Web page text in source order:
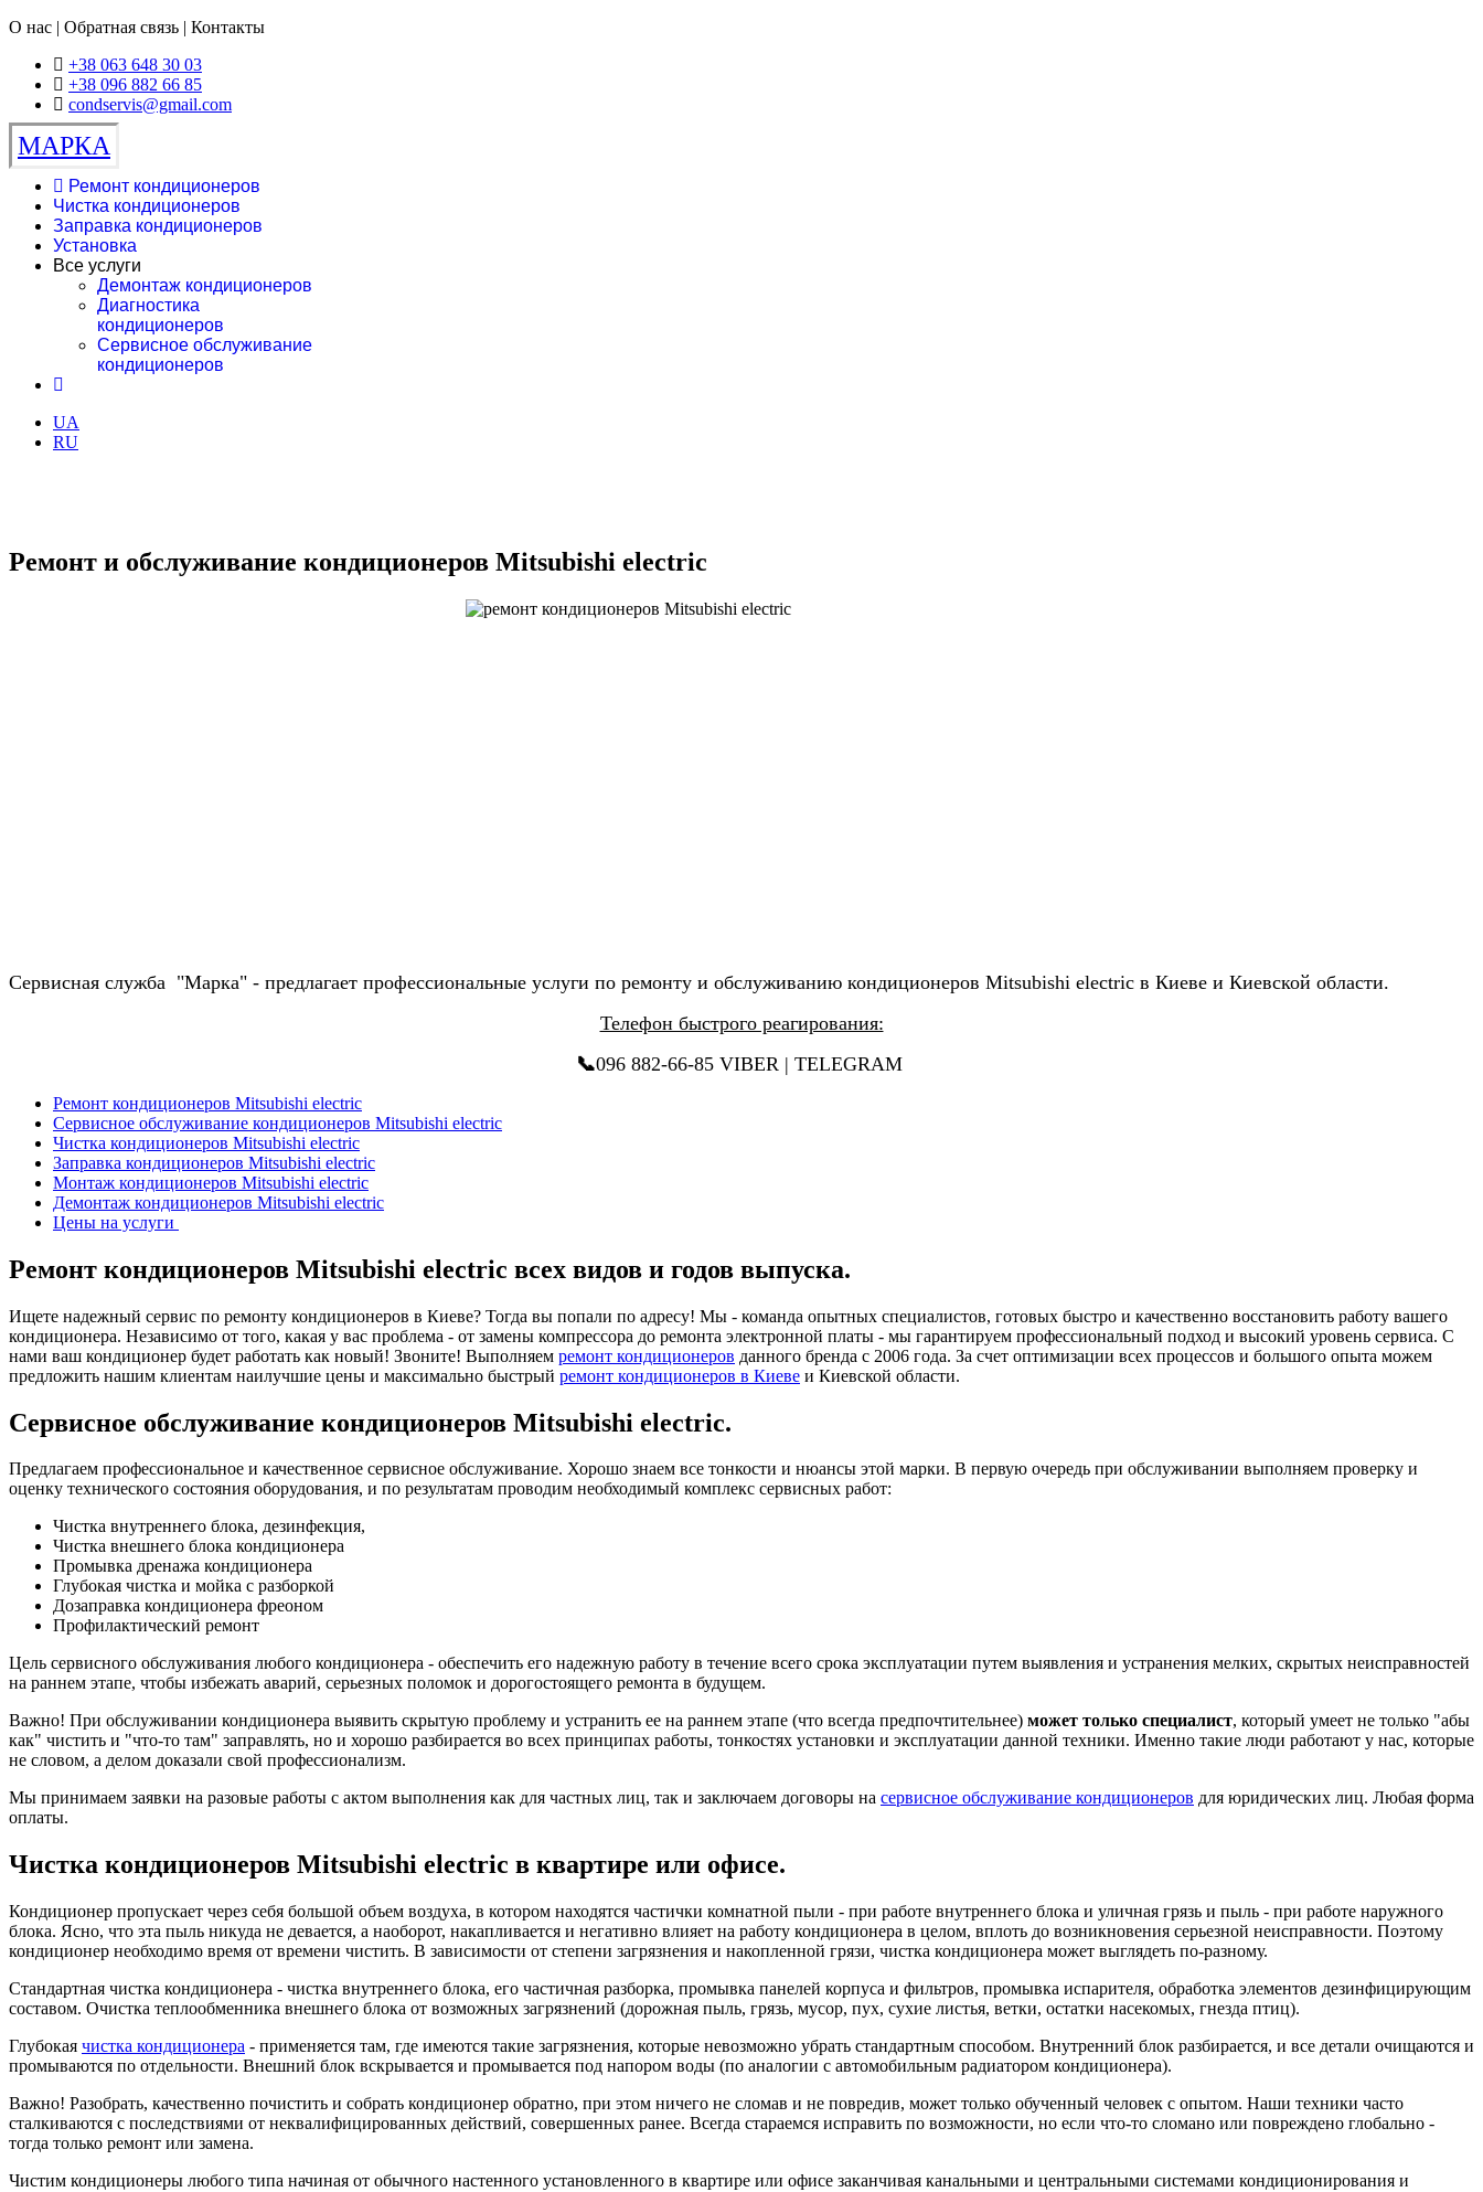
О нас | Обратная связь | Контакты
+38 063 648 30 03
+38 096 882 66 85
condservis@gmail.com
МАРКА
Ремонт кондиционеров
Чистка кондиционеров
Заправка кондиционеров
Установка
Все услуги
Демонтаж кондиционеров
Диагностика
кондиционеров
Сервисное обслуживание
кондиционеров
UA
RU
Ремонт и обслуживание кондиционеров Mitsubishi electric
Сервисная служба "Марка" - предлагает профессиональные услуги по ремонту и обслуживанию кондиционеров Mitsubishi electric в Киеве и Киевской области.
Телефон быстрого реагирования:
📞096 882-66-85 VIBER | TELEGRAM
Ремонт кондиционеров Mitsubishi electric
Сервисное обслуживание кондиционеров Mitsubishi electric
Чистка кондиционеров Mitsubishi electric
Заправка кондиционеров Mitsubishi electric
Монтаж кондиционеров Mitsubishi electric
Демонтаж кондиционеров Mitsubishi electric
Цены на услуги
Ремонт кондиционеров Mitsubishi electric всех видов и годов выпуска.
Ищете надежный сервис по ремонту кондиционеров в Киеве? Тогда вы попали по адресу! Мы - команда опытных специалистов, готовых быстро и качественно восстановить работу вашего
кондиционера. Независимо от того, какая у вас проблема - от замены компрессора до ремонта электронной платы - мы гарантируем профессиональный подход и высокий уровень сервиса. С
нами ваш кондиционер будет работать как новый! Звоните! Выполняем ремонт кондиционеров данного бренда с 2006 года. За счет оптимизации всех процессов и большого опыта можем
предложить нашим клиентам наилучшие цены и максимально быстрый ремонт кондиционеров в Киеве и Киевской области.
Сервисное обслуживание кондиционеров Mitsubishi electric.
Предлагаем профессиональное и качественное сервисное обслуживание. Хорошо знаем все тонкости и нюансы этой марки. В первую очередь при обслуживании выполняем проверку и
оценку технического состояния оборудования, и по результатам проводим необходимый комплекс сервисных работ:
Чистка внутреннего блока, дезинфекция,
Чистка внешнего блока кондиционера
Промывка дренажа кондиционера
Глубокая чистка и мойка с разборкой
Дозаправка кондиционера фреоном
Профилактический ремонт
Цель сервисного обслуживания любого кондиционера - обеспечить его надежную работу в течение всего срока эксплуатации путем выявления и устранения мелких, скрытых неисправностей
на раннем этапе, чтобы избежать аварий, серьезных поломок и дорогостоящего ремонта в будущем.
Важно! При обслуживании кондиционера выявить скрытую проблему и устранить ее на раннем этапе (что всегда предпочтительнее) может только специалист, который умеет не только "абы
как" чистить и "что-то там" заправлять, но и хорошо разбирается во всех принципах работы, тонкостях установки и эксплуатации данной техники. Именно такие люди работают у нас, которые
не словом, а делом доказали свой профессионализм.
Мы принимаем заявки на разовые работы с актом выполнения как для частных лиц, так и заключаем договоры на сервисное обслуживание кондиционеров для юридических лиц. Любая форма
оплаты.
Чистка кондиционеров Mitsubishi electric в квартире или офисе.
Кондиционер пропускает через себя большой объем воздуха, в котором находятся частички комнатной пыли - при работе внутреннего блока и уличная грязь и пыль - при работе наружного
блока. Ясно, что эта пыль никуда не девается, а наоборот, накапливается и негативно влияет на работу кондиционера в целом, вплоть до возникновения серьезной неисправности. Поэтому
кондиционер необходимо время от времени чистить. В зависимости от степени загрязнения и накопленной грязи, чистка кондиционера может выглядеть по-разному.
Стандартная чистка кондиционера - чистка внутреннего блока, его частичная разборка, промывка панелей корпуса и фильтров, промывка испарителя, обработка элементов дезинфицирующим
составом. Очистка теплообменника внешнего блока от возможных загрязнений (дорожная пыль, грязь, мусор, пух, сухие листья, ветки, остатки насекомых, гнезда птиц).
Глубокая чистка кондиционера - применяется там, где имеются такие загрязнения, которые невозможно убрать стандартным способом. Внутренний блок разбирается, и все детали очищаются и
промываются по отдельности. Внешний блок вскрывается и промывается под напором воды (по аналогии с автомобильным радиатором кондиционера).
Важно! Разобрать, качественно почистить и собрать кондиционер обратно, при этом ничего не сломав и не повредив, может только обученный человек с опытом. Наши техники часто
сталкиваются с последствиями от неквалифицированных действий, совершенных ранее. Всегда стараемся исправить по возможности, но если что-то сломано или повреждено глобально -
тогда только ремонт или замена.
Чистим кондиционеры любого типа начиная от обычного настенного установленного в квартире или офисе заканчивая канальными и центральными системами кондиционирования и